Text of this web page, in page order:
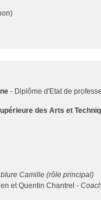
- Diplôme d'Etat de
des Arts et
Camille (rôle principal)
et Quentin Chantrel -